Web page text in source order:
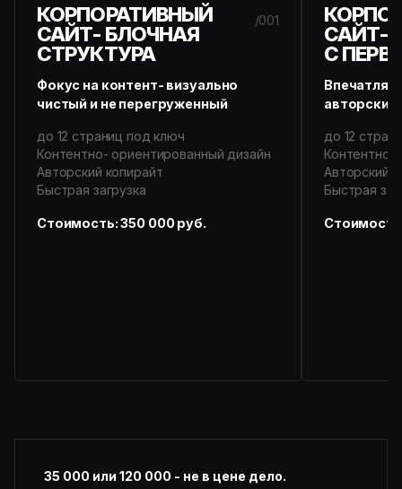
КОРПОРАТИВНЫЙ
САЙТ- БЛОЧНАЯ
СТРУКТУРА
/001
Фокус на контент- визуально
чистый и не перегруженный
до 12 страниц под ключ
Контентно- ориентированный дизайн
Авторский копирайт
Быстрая загрузка
Стоимость: 350 000 руб.
САЙТ-
С
авторский
до 12
Контентно-
Авторский
Быстрая
35 000 или 120 000 - не в цене дело.